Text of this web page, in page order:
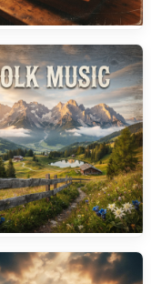
& Evergreens